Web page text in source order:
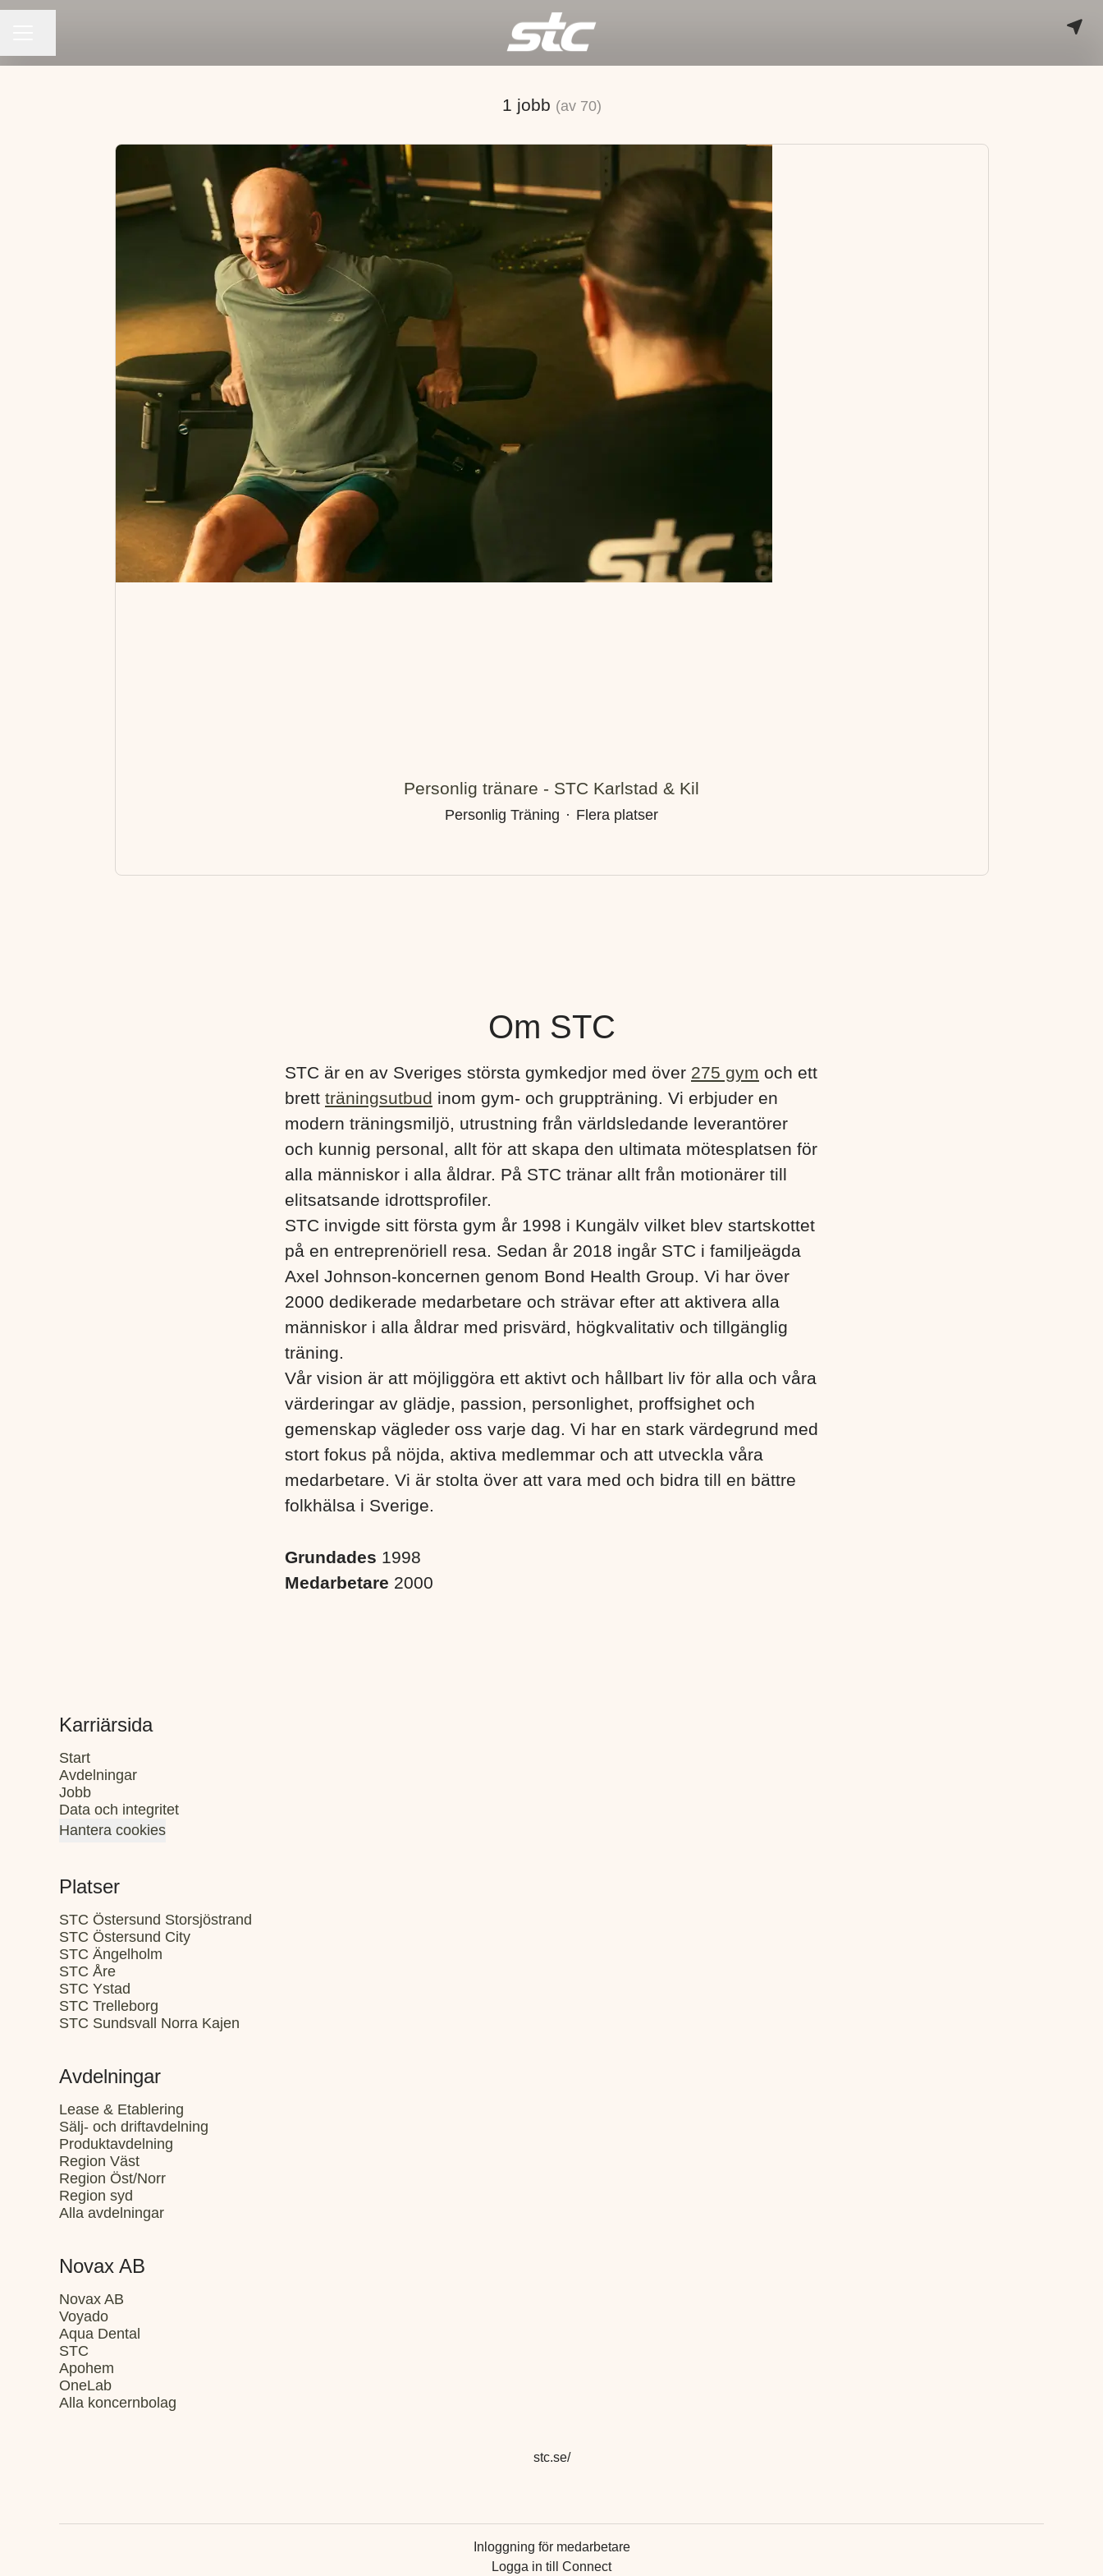
1 jobb (av 70)
Personlig tränare - STC Karlstad & Kil
Personlig Träning · Flera platser
Om STC
STC är en av Sveriges största gymkedjor med över 275 gym och ett
brett träningsutbud inom gym- och gruppträning. Vi erbjuder en
modern träningsmiljö, utrustning från världsledande leverantörer
och kunnig personal, allt för att skapa den ultimata mötesplatsen för
alla människor i alla åldrar. På STC tränar allt från motionärer till
elitsatsande idrottsprofiler.
STC invigde sitt första gym år 1998 i Kungälv vilket blev startskottet
på en entreprenöriell resa. Sedan år 2018 ingår STC i familjeägda
Axel Johnson-koncernen genom Bond Health Group. Vi har över
2000 dedikerade medarbetare och strävar efter att aktivera alla
människor i alla åldrar med prisvärd, högkvalitativ och tillgänglig
träning.
Vår vision är att möjliggöra ett aktivt och hållbart liv för alla och våra
värderingar av glädje, passion, personlighet, proffsighet och
gemenskap vägleder oss varje dag. Vi har en stark värdegrund med
stort fokus på nöjda, aktiva medlemmar och att utveckla våra
medarbetare. Vi är stolta över att vara med och bidra till en bättre
folkhälsa i Sverige. ​
Grundades 1998
Medarbetare 2000
Karriärsida
Start
Avdelningar
Jobb
Data och integritet
Hantera cookies
Platser
STC Östersund Storsjöstrand
STC Östersund City
STC Ängelholm
STC Åre
STC Ystad
STC Trelleborg
STC Sundsvall Norra Kajen
Avdelningar
Lease & Etablering
Sälj- och driftavdelning
Produktavdelning
Region Väst
Region Öst/Norr
Region syd
Alla avdelningar
Novax AB
Novax AB
Voyado
Aqua Dental
STC
Apohem
OneLab
Alla koncernbolag
stc.se/
Inloggning för medarbetare
Logga in till Connect